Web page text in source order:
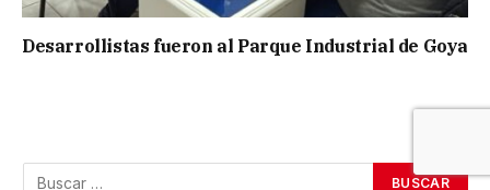
Desarrollistas fueron al Parque Industrial de Goya